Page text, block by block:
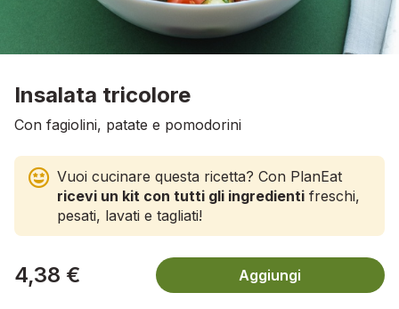
Insalata tricolore
Con fagiolini, patate e pomodorini
Vuoi cucinare questa ricetta? Con PlanEat
ricevi un kit con tutti gli ingredienti freschi,
pesati, lavati e tagliati!
4,38 € Aggiungi